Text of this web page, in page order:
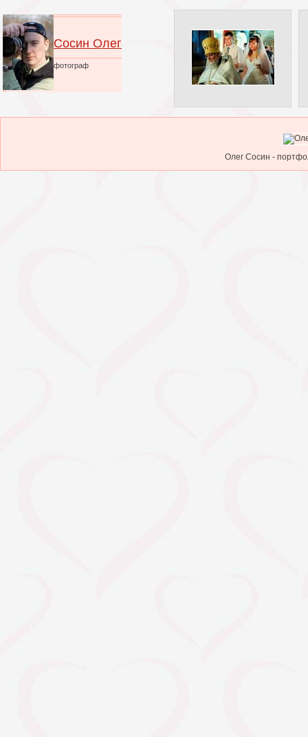
Сосин Олег
фотограф
Олег Сосин -